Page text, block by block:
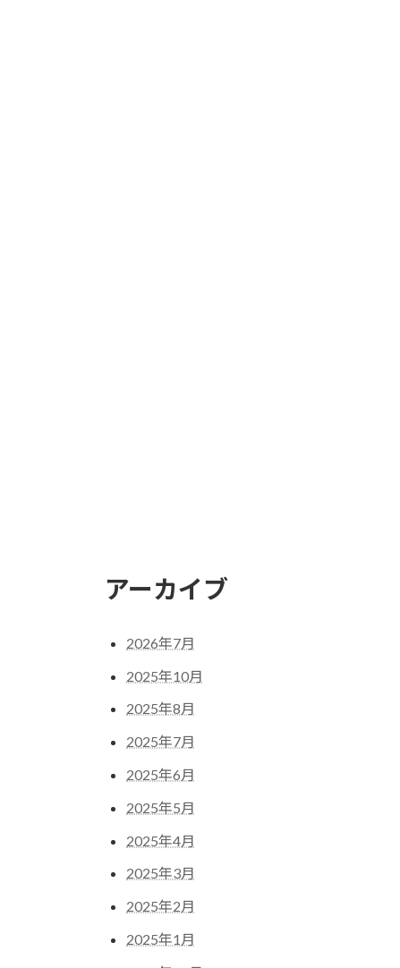
アーカイブ
2026年7月
2025年10月
2025年8月
2025年7月
2025年6月
2025年5月
2025年4月
2025年3月
2025年2月
2025年1月